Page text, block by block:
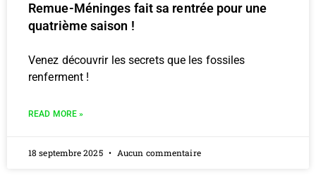
Remue-Méninges fait sa rentrée pour une
quatrième saison !
Venez découvrir les secrets que les fossiles
renferment !
READ MORE »
18 septembre 2025 Aucun commentaire